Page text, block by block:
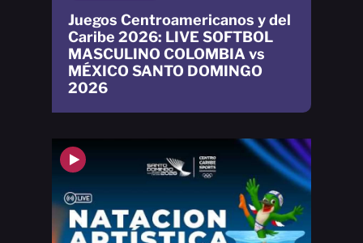
Juegos Centroamericanos y del
Caribe 2026: LIVE SOFTBOL
MASCULINO COLOMBIA vs
MÉXICO SANTO DOMINGO
2026